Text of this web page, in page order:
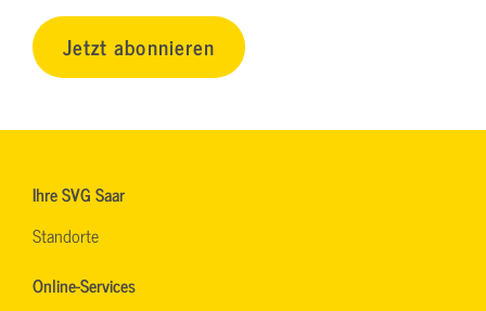
Jetzt abonnieren
Ihre SVG Saar
Standorte
Online-Services